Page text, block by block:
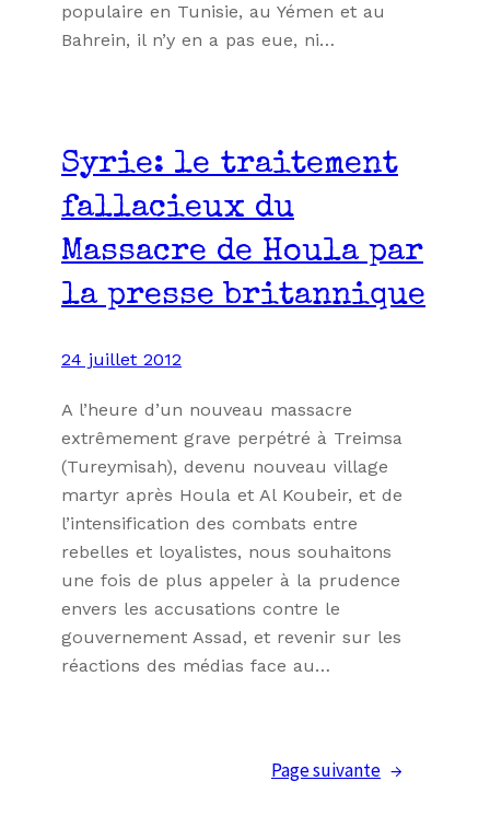
populaire en Tunisie, au Yémen et au
Bahrein, il n’y en a pas eue, ni…
Syrie: le traitement
fallacieux du
Massacre de Houla par
la presse britannique
24 juillet 2012
A l’heure d’un nouveau massacre
extrêmement grave perpétré à Treimsa
(Tureymisah), devenu nouveau village
martyr après Houla et Al Koubeir, et de
l’intensification des combats entre
rebelles et loyalistes, nous souhaitons
une fois de plus appeler à la prudence
envers les accusations contre le
gouvernement Assad, et revenir sur les
réactions des médias face au…
Page suivante →